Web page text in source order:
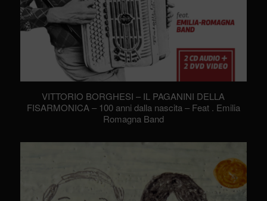
VITTORIO BORGHESI – IL PAGANINI DELLA
FISARMONICA – 100 anni dalla nascita – Feat . Emilia
Romagna Band